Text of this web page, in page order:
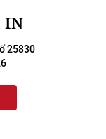
IN
25830